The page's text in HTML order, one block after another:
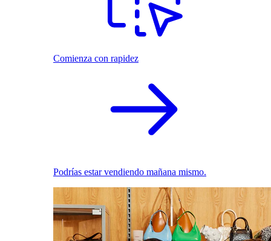
Comienza con rapidez
Podrías estar vendiendo mañana mismo.